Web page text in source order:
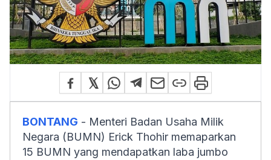
BONTANG - Menteri Badan Usaha Milik
Negara (BUMN) Erick Thohir memaparkan
15 BUMN yang mendapatkan laba jumbo